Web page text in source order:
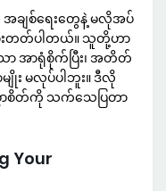
ျစ်ရေးတွေနဲ့ မလိုအပ်
တတ်ပါတယ်။ သူတို့ဟာ
အာရုံစိုက်ပြီး၊ အတိတ်
မလုပ်ပါဘူး။ ဒီလို
ာစိတ်ကို သက်သေပြတာ
Your